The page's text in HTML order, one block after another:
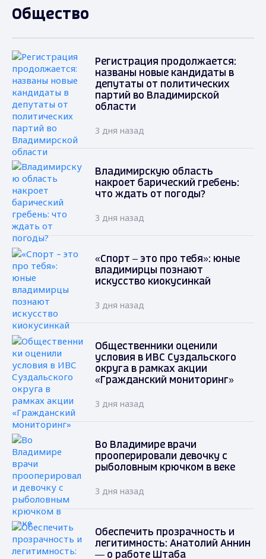
Общество
Регистрация продолжается:
названы новые кандидаты в
депутаты от политических
партий во Владимирской
области
3 дня назад
Владимирскую область
накроет барический гребень:
что ждать от погоды?
3 дня назад
«Спорт – это про тебя»: юные
владимирцы познают
искусство киокусинкай
3 дня назад
Общественники оценили
условия в ИВС Суздальского
округа в рамках акции
«Гражданский мониторинг»
3 дня назад
Во Владимире врачи
прооперировали девочку с
рыболовным крючком в веке
3 дня назад
Обеспечить прозрачность и
легитимность: Анатолий Аннин
— о работе Штаба